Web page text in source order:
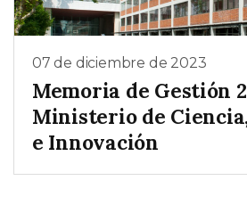
07 de diciembre de 2023
Memoria de Gestión
Ministerio de
e Innovación